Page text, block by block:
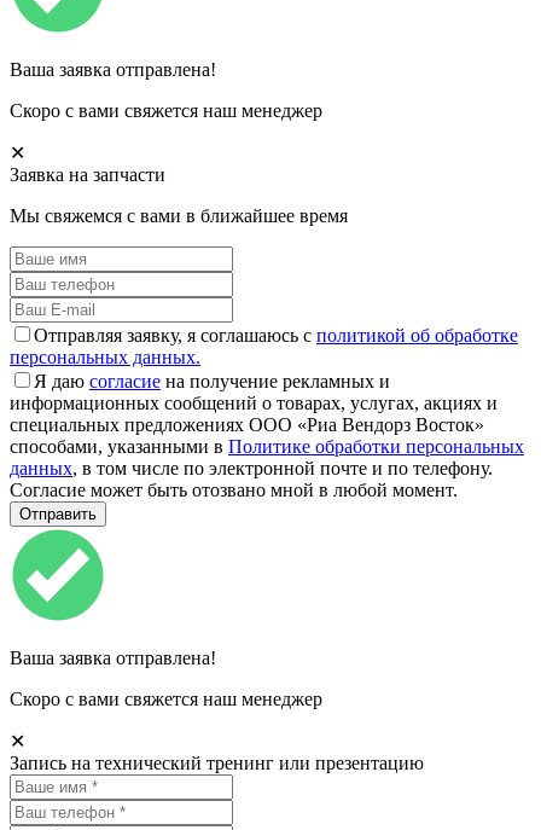
Ваша заявка отправлена!
Скоро с вами свяжется наш менеджер
✕
Заявка на запчасти
Мы свяжемся с вами в ближайшее время
Отправляя заявку, я соглашаюсь с политикой об обработке
персональных данных.
Я даю согласие на получение рекламных и
информационных сообщений о товарах, услугах, акциях и
специальных предложениях ООО «Риа Вендорз Восток»
способами, указанными в Политике обработки персональных
данных, в том числе по электронной почте и по телефону.
Согласие может быть отозвано мной в любой момент.
Ваша заявка отправлена!
Скоро с вами свяжется наш менеджер
✕
Запись на технический тренинг или презентацию